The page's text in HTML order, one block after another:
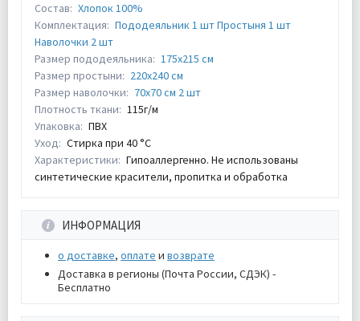
Состав: Хлопок 100%
Комплектация: Пододеяльник 1 шт Простыня 1 шт
Наволочки 2 шт
Размер пододеяльника: 175х215 см
Размер простыни: 220х240 см
Размер наволочки: 70х70 см 2 шт
Плотность ткани: 115г/м
Упаковка: ПВХ
Уход: Стирка при 40 °С
Характеристики: Гипоаллергенно. Не использованы
синтетические красители, пропитка и обработка
ИНФОРМАЦИЯ
о доставке, оплате и возврате
Доставка в регионы (Почта России, СДЭК) -
Бесплатно